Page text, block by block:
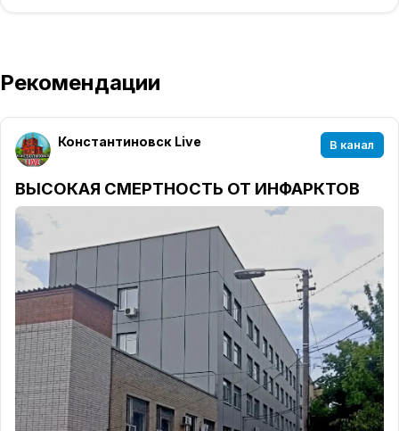
Рекомендации
Константиновск Live В канал
ВЫСОКАЯ СМЕРТНОСТЬ ОТ ИНФАРКТОВ